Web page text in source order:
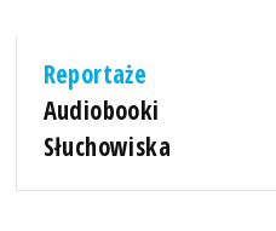
Reportaże
Audiobooki
Słuchowiska